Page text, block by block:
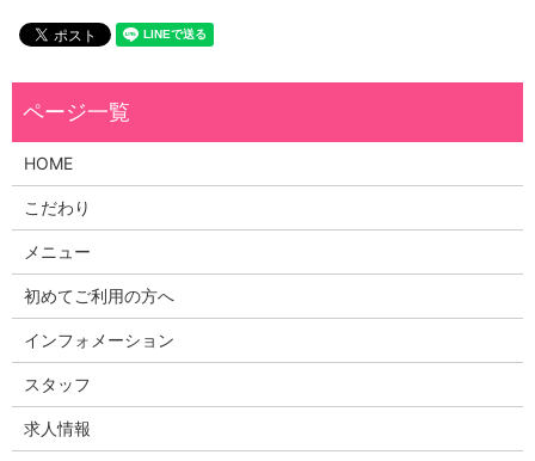
HOME
こだわり
メニュー
初めてご利用の方へ
インフォメーション
スタッフ
求人情報